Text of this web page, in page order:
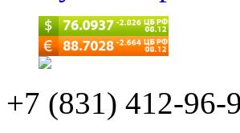
+7 (831) 412-96-